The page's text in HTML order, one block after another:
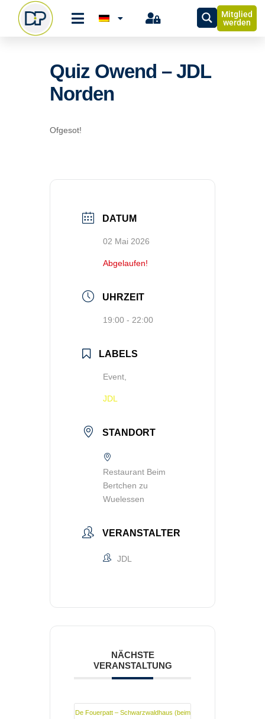
Mitglied
werden
Quiz Owend – JDL
Norden
Ofgesot!
DATUM
02 Mai 2026
Abgelaufen!
UHRZEIT
19:00 - 22:00
LABELS
Event,
JDL
STANDORT
Restaurant Beim
Bertchen zu
Wuelessen
VERANSTALTER
JDL
NÄCHSTE
VERANSTALTUNG
De Fouerpatt – Schwarzwaldhaus (beim